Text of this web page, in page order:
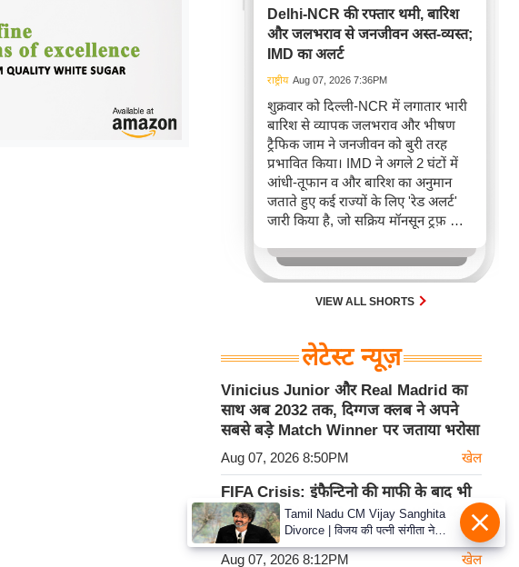
Delhi-NCR की रफ्तार थमी, बारिश
और जलभराव से जनजीवन अस्त-व्यस्त;
IMD का अलर्ट
राष्ट्रीय Aug 07, 2026 7:36PM
शुक्रवार को दिल्ली-NCR में लगातार भारी
बारिश से व्यापक जलभराव और भीषण
ट्रैफिक जाम ने जनजीवन को बुरी तरह
प्रभावित किया। IMD ने अगले 2 घंटों में
आंधी-तूफान व और बारिश का अनुमान
जताते हुए कई राज्यों के लिए 'रेड अलर्ट'
जारी किया है, जो सक्रिय मॉनसून ट्रफ़ और
जिससे यातायात बाधित होने के साथ-साथ
सफदरजंग अस्पताल में भी जलभराव की
स्थिति बनी।VIEW ALL SHORTS
लेटेस्ट न्यूज़
Vinicius Junior और Real Madrid का
साथ अब 2032 तक, दिग्गज क्लब ने अपने
सबसे बड़े Match Winner पर जताया भरोसा
Aug 07, 2026 8:50PM खेल
FIFA Crisis: इंफैन्टिनो की माफी के बाद भी
UEFA की World Cup Boycott की धमकी
बरकरार
Aug 07, 2026 8:12PM खेल
Tamil Nadu CM Vijay Sanghita
Divorce | विजय की पत्नी संगीता ने
वापस ली तलाक की अर्जी, कोर्ट ने मामले
को किया निपटाया